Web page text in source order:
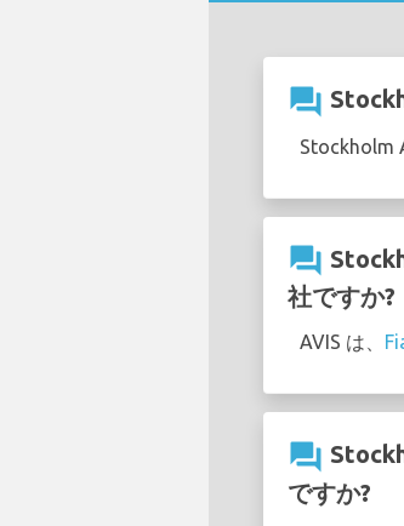
question_answer
Stockholm
question_answer
社ですか?
AVIS は、
question_answer
ですか?